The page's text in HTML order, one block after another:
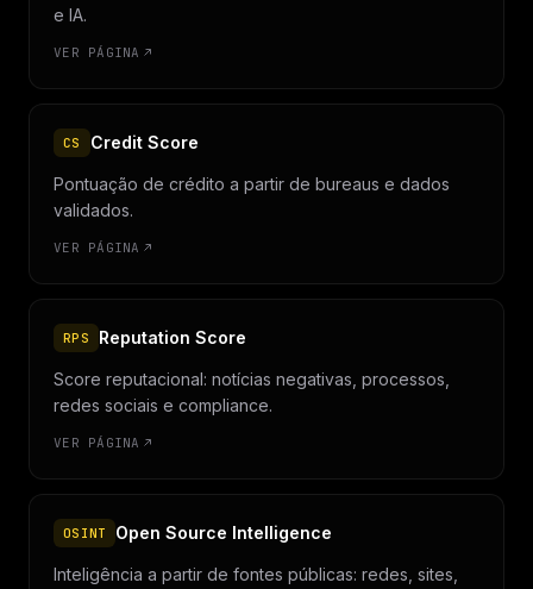
e IA.
VER PÁGINA
CS Credit Score
Pontuação de crédito a partir de bureaus e dados
validados.
VER PÁGINA
RPS Reputation Score
Score reputacional: notícias negativas, processos,
redes sociais e compliance.
VER PÁGINA
OSINT Open Source Intelligence
Inteligência a partir de fontes públicas: redes, sites,